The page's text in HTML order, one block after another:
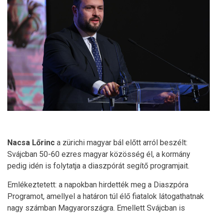
Nacsa Lőrinc a zürichi magyar bál előtt arról beszélt:
Svájcban 50-60 ezres magyar közösség él, a kormány
pedig idén is folytatja a diaszpórát segítő programjait.
Emlékeztetett: a napokban hirdették meg a Diaszpóra
Programot, amellyel a határon túl élő fiatalok látogathatnak
nagy számban Magyarországra. Emellett Svájcban is